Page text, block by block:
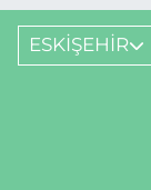
ESKİŞEHİR